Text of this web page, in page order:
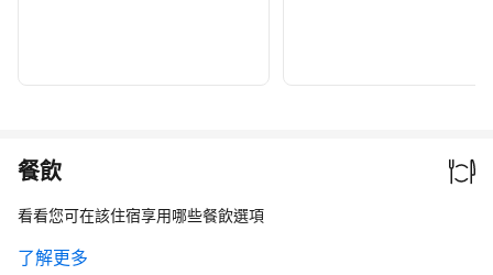
餐飲
看看您可在該住宿享用哪些餐飲選項
了解更多